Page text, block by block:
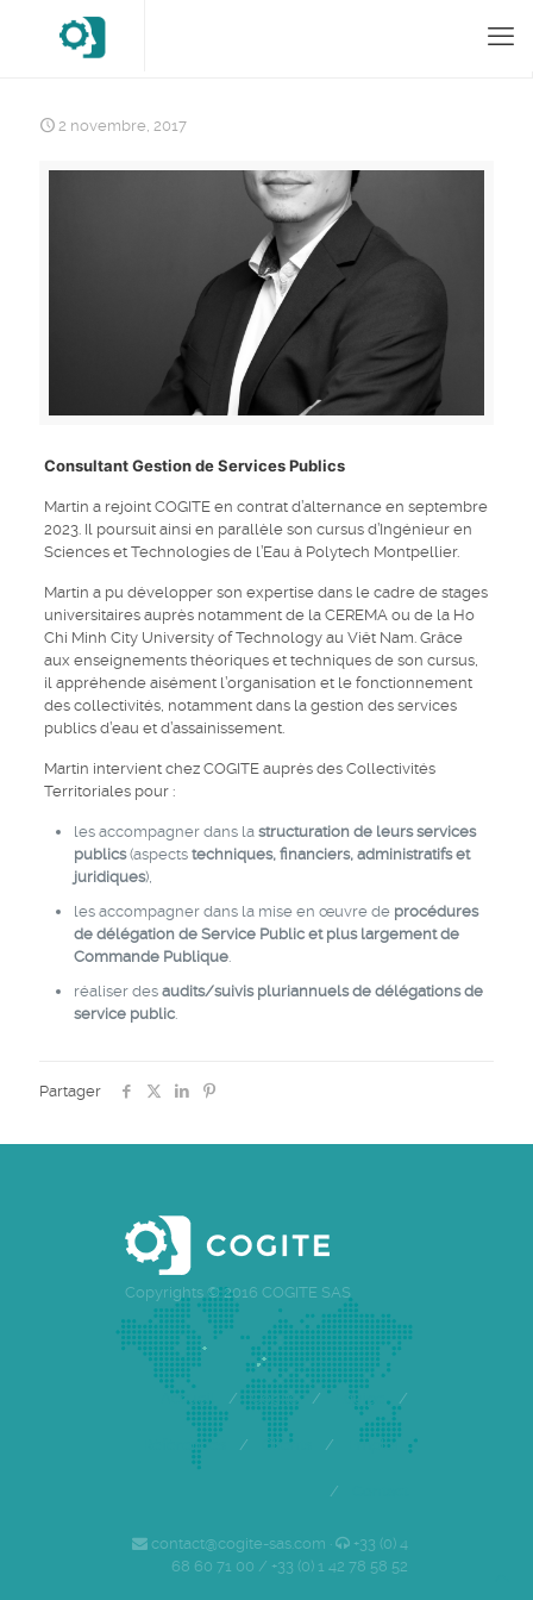
2 novembre, 2017
Consultant Gestion de Services Publics
Martin a rejoint COGITE en contrat d’alternance en septembre
2023. Il poursuit ainsi en parallèle son cursus d’Ingénieur en
Sciences et Technologies de l’Eau à Polytech Montpellier.
Martin a pu développer son expertise dans le cadre de stages
universitaires auprès notamment de la CEREMA ou de la Ho
Chi Minh City University of Technology au Viêt Nam. Grâce
aux enseignements théoriques et techniques de son cursus,
il appréhende aisément l’organisation et le fonctionnement
des collectivités, notamment dans la gestion des services
publics d’eau et d’assainissement.
Martin intervient chez COGITE auprès des Collectivités
Territoriales pour :
les accompagner dans la structuration de leurs services
publics(aspects techniques, financiers, administratifs et
juridiques),
les accompagner dans la mise en œuvre de procédures
de délégation de Service Public et plus largement de
Commande Publique.
réaliser des audits/suivis pluriannuels de délégations de
service public.
Partager
Copyrights © 2016 COGITE SAS
Accueil / Cogite / Equipe /
Références / Clients / Emploi
/
contact@cogite-sas.com ·
+33 (0) 4
68 60 71 00 / +33 (0) 1 42 78 58 52